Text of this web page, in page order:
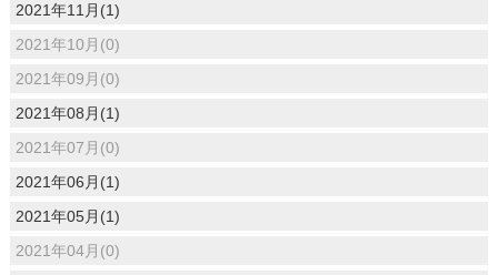
2021年11月(1)
2021年10月(0)
2021年09月(0)
2021年08月(1)
2021年07月(0)
2021年06月(1)
2021年05月(1)
2021年04月(0)